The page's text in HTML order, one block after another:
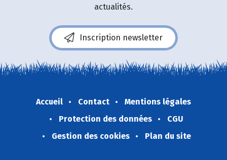
actualités.
Inscription newsletter
Accueil Contact
Mentions légales
Protection des données
CGU
Gestion des cookies
Plan du site